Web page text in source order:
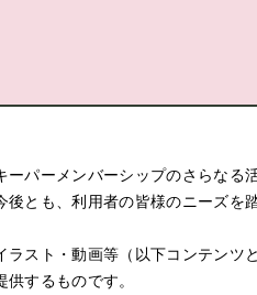
ーパーメンバーシップのさらな
とも、利用者の皆様のニーズ
スト・動画等（以下コンテンツ
するものです。